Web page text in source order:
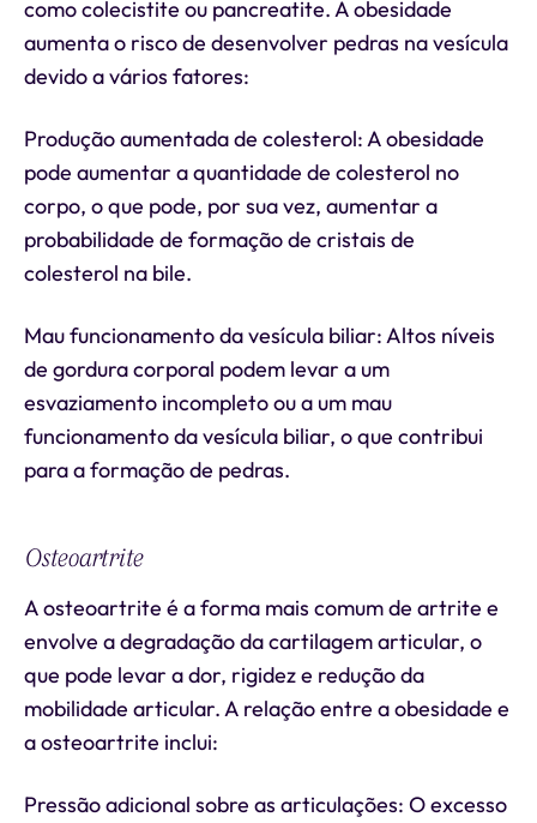
como colecistite ou pancreatite. A obesidade
aumenta o risco de desenvolver pedras na vesícula
devido a vários fatores:
Produção aumentada de colesterol: A obesidade
pode aumentar a quantidade de colesterol no
corpo, o que pode, por sua vez, aumentar a
probabilidade de formação de cristais de
colesterol na bile.
Mau funcionamento da vesícula biliar: Altos níveis
de gordura corporal podem levar a um
esvaziamento incompleto ou a um mau
funcionamento da vesícula biliar, o que contribui
para a formação de pedras.
Osteoartrite
A osteoartrite é a forma mais comum de artrite e
envolve a degradação da cartilagem articular, o
que pode levar a dor, rigidez e redução da
mobilidade articular. A relação entre a obesidade e
a osteoartrite inclui:
Pressão adicional sobre as articulações: O excesso